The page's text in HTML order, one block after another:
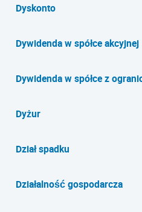
Dyskonto
Dywidenda w spółce akcyjnej
Dywidenda w spółce z
Dyżur
Dział spadku
Działalność gospodarcza